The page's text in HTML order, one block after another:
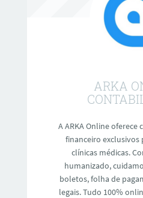
ARKA
A ARKA Online oferece
financeiro exclusivos
clínicas médicas.
humanizado,
boletos, folha de
legais. Tudo 100%